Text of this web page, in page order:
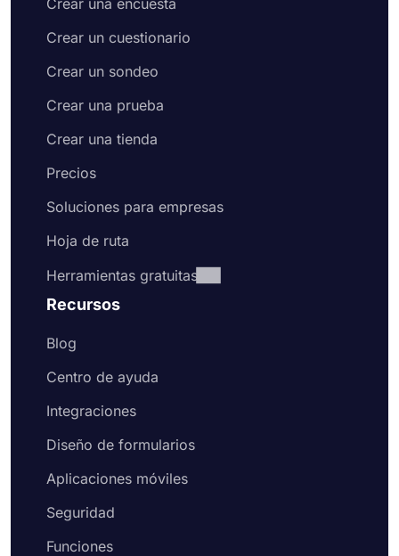
Crear una encuesta
Crear un cuestionario
Crear un sondeo
Crear una prueba
Crear una tienda
Precios
Soluciones para empresas
Hoja de ruta
Herramientas gratuitas
Recursos
Blog
Centro de ayuda
Integraciones
Diseño de formularios
Aplicaciones móviles
Seguridad
Funciones